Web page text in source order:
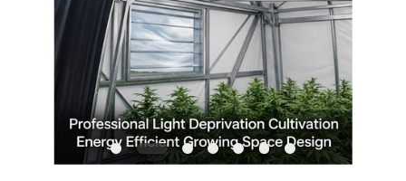
MATIÈRE
PROTECTION